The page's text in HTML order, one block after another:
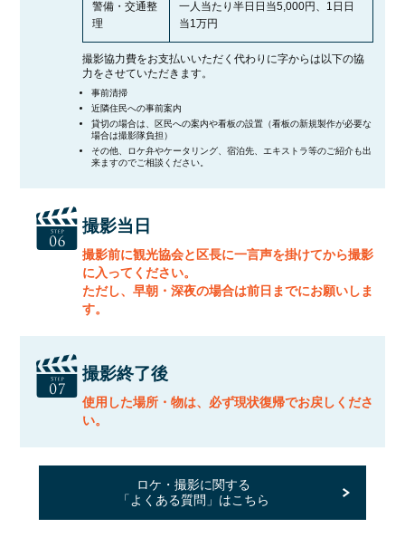
警備・交通整
理
一人当たり半日日当5,000円、1日日
当1万円
撮影協力費をお支払いいただく代わりに字からは以下の協
力をさせていただきます。
事前清掃
近隣住民への事前案内
貸切の場合は、区民への案内や看板の設置（看板の新規製作が必要な
場合は撮影隊負担）
その他、ロケ弁やケータリング、宿泊先、エキストラ等のご紹介も出
来ますのでご相談ください。
撮影当日
撮影前に観光協会と区長に一言声を掛けてから撮影
に入ってください。
ただし、早朝・深夜の場合は前日までにお願いしま
す。
撮影終了後
使用した場所・物は、必ず現状復帰でお戻しくださ
い。
ロケ・撮影に関する
「よくある質問」はこちら